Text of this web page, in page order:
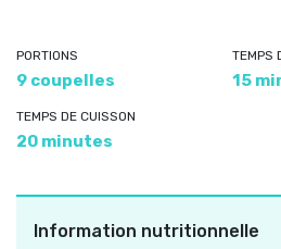
PORTIONS
9 coupelles
TEMPS
15
TEMPS DE CUISSON
20 minutes
Information nutritionnelle